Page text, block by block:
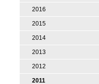
2016
2015
2014
2013
2012
2011